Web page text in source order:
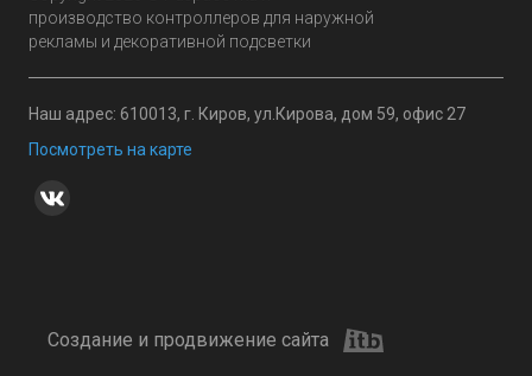
производство контроллеров для наружной
рекламы и декоративной подсветки
Наш адрес: 610013, г. Киров, ул.Кирова, дом 59, офис 27
Посмотреть на карте
Создание и продвижение сайта